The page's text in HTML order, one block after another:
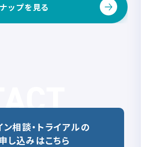
ップを見る
ン相談・トライアルの
し込みはこちら